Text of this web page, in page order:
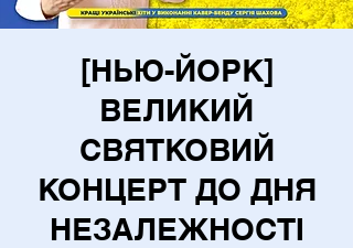
[НЬЮ-ЙОРК]
ВЕЛИКИЙ
СВЯТКОВИЙ
КОНЦЕРТ ДО ДНЯ
НЕЗАЛЕЖНОСТІ